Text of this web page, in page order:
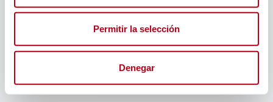
Permitir la selección
Denegar